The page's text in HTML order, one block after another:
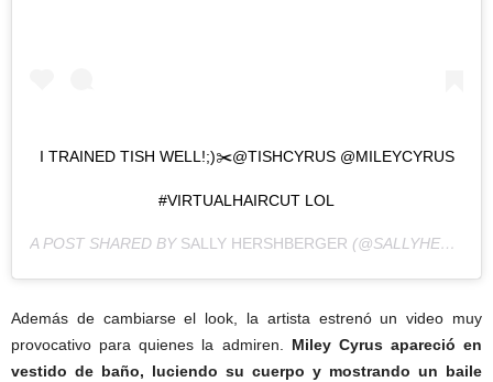
I TRAINED TISH WELL!;)✂️@TISHCYRUS @MILEYCYRUS
#VIRTUALHAIRCUT LOL
A POST SHARED BY SALLY HERSHBERGER (@SALLYHERSHBERGER) ON
Además de cambiarse el look, la artista estrenó un video muy
provocativo para quienes la admiren. Miley Cyrus apareció en
vestido de baño, luciendo su cuerpo y mostrando un baile